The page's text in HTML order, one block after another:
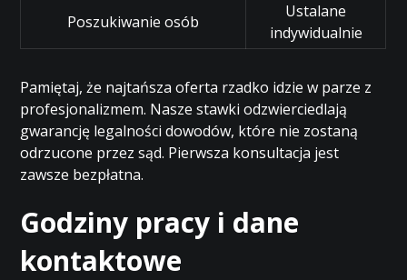
Poszukiwanie osób
Ustalane
indywidualnie
Pamiętaj, że najtańsza oferta rzadko idzie w parze z
profesjonalizmem. Nasze stawki odzwierciedlają
gwarancję legalności dowodów, które nie zostaną
odrzucone przez sąd. Pierwsza konsultacja jest
zawsze bezpłatna.
Godziny pracy i dane
kontaktowe